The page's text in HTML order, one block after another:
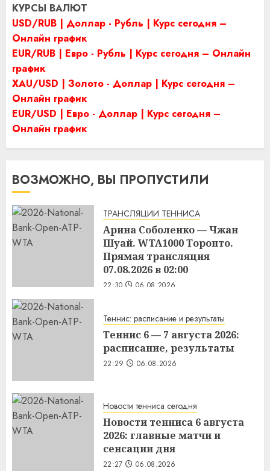
КУРСЫ ВАЛЮТ
USD/RUB | Доллар - Рубль | Курс сегодня –
Онлайн график
EUR/RUB | Евро - Рубль | Курс сегодня – Онлайн
график
XAU/USD | Золото - Доллар | Курс сегодня –
Онлайн график
EUR/USD | Евро - Доллар | Курс сегодня –
Онлайн график
ВОЗМОЖНО, ВЫ ПРОПУСТИЛИ
ТРАНСЛЯЦИИ ТЕННИСА
Арина Соболенко — Чжан
Шуай. WTA1000 Торонто.
Прямая трансляция
07.08.2026 в 02:00
22:30 06.08.2026
Теннис: расписание и результаты
Теннис 6 — 7 августа 2026:
расписание, результаты
22:29 06.08.2026
Новости тенниса сегодня
Новости тенниса 6 августа
2026: главные матчи и
сенсации дня
22:27 06.08.2026